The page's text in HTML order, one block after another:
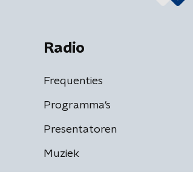
Radio
Frequenties
Programma's
Presentatoren
Muziek